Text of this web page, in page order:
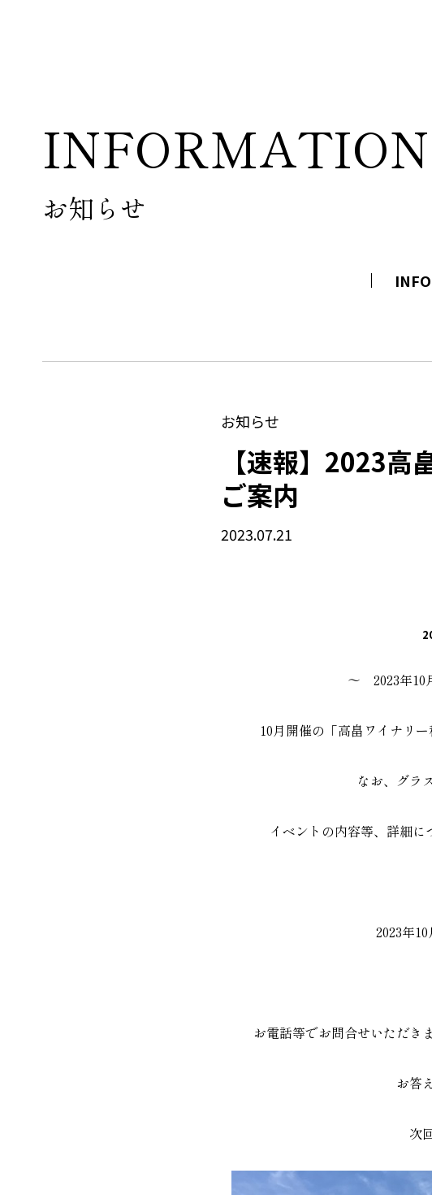
ビジョン・使命
ワイナリーについて
INFORMATION
お知らせ
お知らせ
【速報】2023
ご案内
2023.07.21
～ 2023年10
10月開催の「高畠ワイナリ
なお、グラ
イベントの内容等、詳細に
2023年
お電話等でお問合せいただき
お答
次